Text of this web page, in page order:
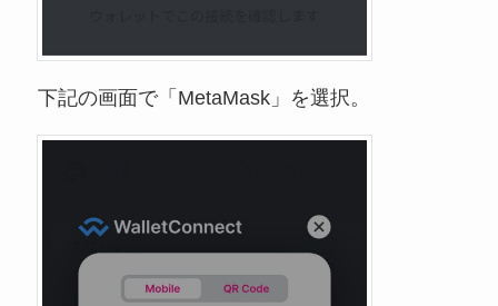
下記の画面で「MetaMask」を選択。